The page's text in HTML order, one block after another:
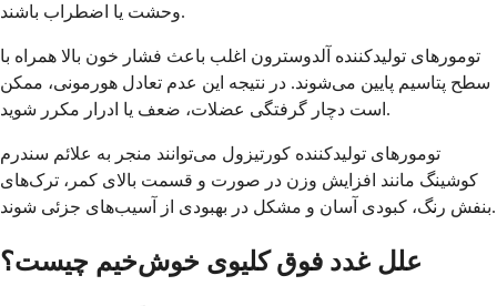
وحشت یا اضطراب باشند.
تومورهای تولیدکننده آلدوسترون اغلب باعث فشار خون بالا همراه با
سطح پتاسیم پایین می‌شوند. در نتیجه این عدم تعادل هورمونی، ممکن
است دچار گرفتگی عضلات، ضعف یا ادرار مکرر شوید.
تومورهای تولیدکننده کورتیزول می‌توانند منجر به علائم سندرم
کوشینگ مانند افزایش وزن در صورت و قسمت بالای کمر، ترک‌های
بنفش رنگ، کبودی آسان و مشکل در بهبودی از آسیب‌های جزئی شوند.
علل غدد فوق کلیوی خوش‌خیم چیست؟